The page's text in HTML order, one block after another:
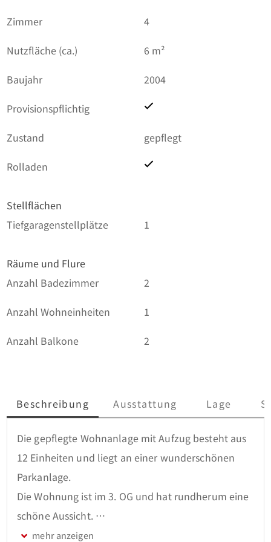
Zimmer
4
Nutzfläche (ca.)
6 m²
Baujahr
2004
Provisionspflichtig
Zustand
gepflegt
Rolladen
Stellflächen
Tiefgaragenstellplätze
1
Räume und Flure
Anzahl Badezimmer
2
Anzahl Wohneinheiten
1
Anzahl Balkone
2
Beschreibung Ausstattung Lage
Die gepflegte Wohnanlage mit Aufzug besteht aus
12 Einheiten und liegt an einer wunderschönen
Parkanlage.
Die Wohnung ist im 3. OG und hat rundherum eine
schöne Aussicht.
2004 massiv errichtet mit großem